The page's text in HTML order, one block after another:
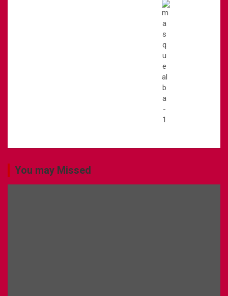
You may Missed